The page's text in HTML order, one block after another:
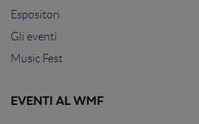
Espositori
Gli eventi
Music Fest
EVENTI AL WMF